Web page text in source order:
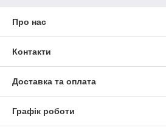
Про нас
Контакти
Доставка та оплата
Графік роботи